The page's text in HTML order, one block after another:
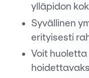
ylläpidon
Syvällinen
erityisesti
Voit